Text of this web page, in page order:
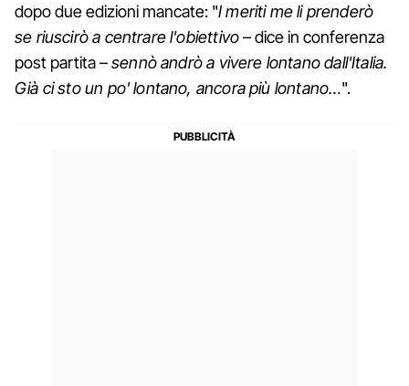
dopo due edizioni mancate: "I meriti me li prenderò
se riuscirò a centrare l'obiettivo– dice in conferenza
post partita –sennò andrò a vivere lontano dall'Italia.
Già ci sto un po' lontano, ancora più lontano…".